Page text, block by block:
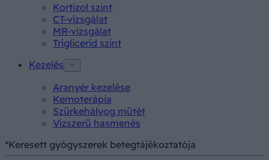
Kortizol szint
CT-vizsgálat
MR-vizsgálat
Triglicerid szint
Kezelés
Aranyér kezelése
Kemoterápia
Szürkehályog műtét
Vízszerű hasmenés
*Keresett gyógyszerek betegtájékoztatója